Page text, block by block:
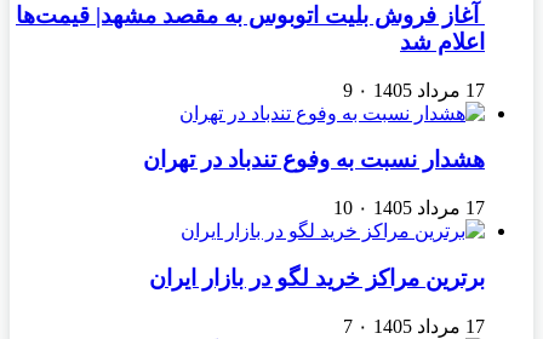
آغاز فروش بلیت اتوبوس به مقصد مشهد| قیمت‌ها
اعلام شد
17 مرداد 1405 ۰ 9
هشدار نسبت به وفوع تندباد در تهران
17 مرداد 1405 ۰ 10
برترین مراکز خرید لگو در بازار ایران
17 مرداد 1405 ۰ 7